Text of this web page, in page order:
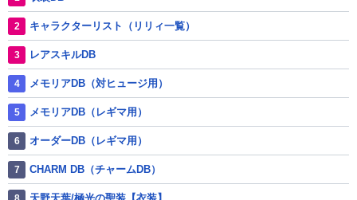
キャラクターリスト（リリィ一覧）
レアスキルDB
メモリアDB（対ヒュージ用）
メモリアDB（レギマ用）
オーダーDB（レギマ用）
CHARM DB（チャームDB）